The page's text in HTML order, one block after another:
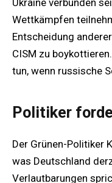
Ukraine verbunden
Wettkämpfen
Entscheidung
CISM zu
tun, wenn russische
Politiker
Der Grünen-Politiker
was Deutschland
Verlautbarungen